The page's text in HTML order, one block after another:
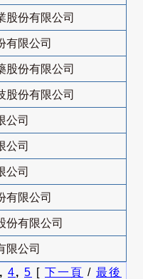
股份有限公司
有限公司
股份有限公司
股份有限公司
公司
公司
公司
有限公司
份有限公司
限公司
, 4, 5 [ 下一頁 / 最後